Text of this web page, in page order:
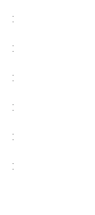
:
:
:
:
:
: